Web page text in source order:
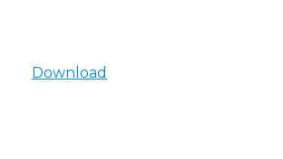
Download